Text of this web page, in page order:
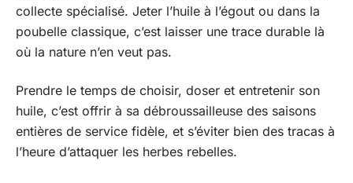
collecte spécialisé. Jeter l’huile à l’égout ou dans la
poubelle classique, c’est laisser une trace durable là
où la nature n’en veut pas.
Prendre le temps de choisir, doser et entretenir son
huile, c’est offrir à sa débroussailleuse des saisons
entières de service fidèle, et s’éviter bien des tracas à
l’heure d’attaquer les herbes rebelles.